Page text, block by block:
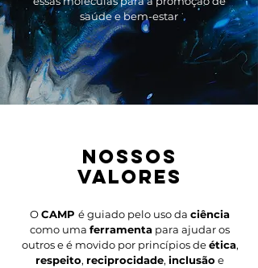
saúde e bem-estar
nossos
VALORES
OCAMP é guiado pelo uso da ciência
como uma ferramenta para ajudar os
outros e é movido por princípios deética,
respeito, reciprocidade, inclusão e